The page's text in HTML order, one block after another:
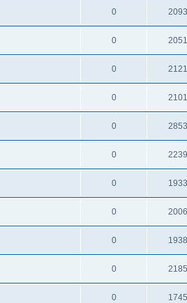
0
0
0
0
0
0
0
0
0
0
0